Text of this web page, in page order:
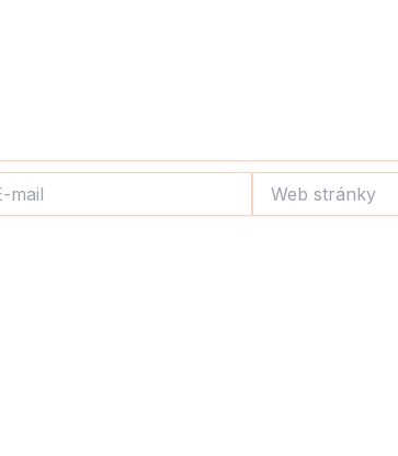
stránky